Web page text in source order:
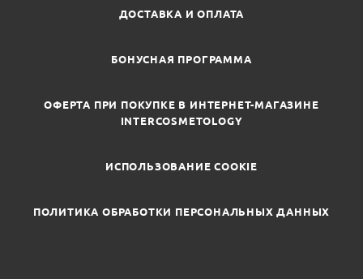
ДОСТАВКА И ОПЛАТА
БОНУСНАЯ ПРОГРАММА
ОФЕРТА ПРИ ПОКУПКЕ В ИНТЕРНЕТ-МАГАЗИНЕ
INTERCOSMETOLOGY
ИСПОЛЬЗОВАНИЕ COOKIE
ПОЛИТИКА ОБРАБОТКИ ПЕРСОНАЛЬНЫХ ДАННЫХ